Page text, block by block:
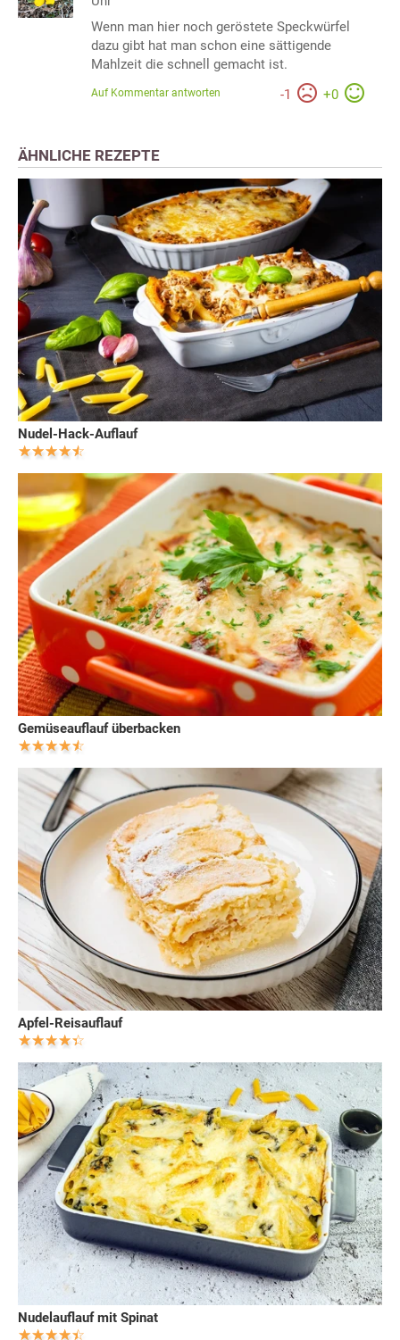
Wenn man hier noch geröstete Speckwürfel
dazu gibt hat man schon eine sättigende
Mahlzeit die schnell gemacht ist.
-1 +0
Auf Kommentar antworten
ÄHNLICHE REZEPTE
Nudel-Hack-Auflauf
Gemüseauflauf überbacken
Apfel-Reisauflauf
Nudelauflauf mit Spinat